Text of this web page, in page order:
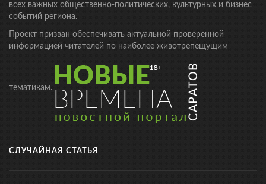
всех важных общественно-политических, культурных и бизнес
событий региона.
Проект призван обеспечивать актуальной проверенной
информацией читателей по наиболее животрепещущим
тематикам.
СЛУЧАЙНАЯ СТАТЬЯ